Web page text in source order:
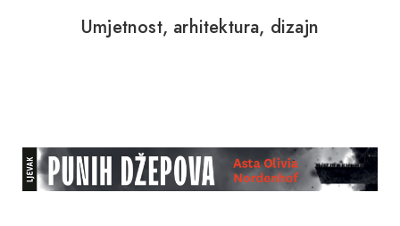
Umjetnost, arhitektura, dizajn